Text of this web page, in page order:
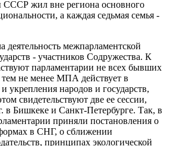
СССР жил вне региона основного
а каждая седьмая семья -
деятельность межпарламентской
- участников Содружества. К
парламентарии не всех бывших
не менее МПА действует в
укрепления народов и государств,
свидетельствуют две ее сессии,
в Бишкеке и Санкт-Петербурге. Так, в
приняли постановления о
в СНГ, о сближении
принципах экологической